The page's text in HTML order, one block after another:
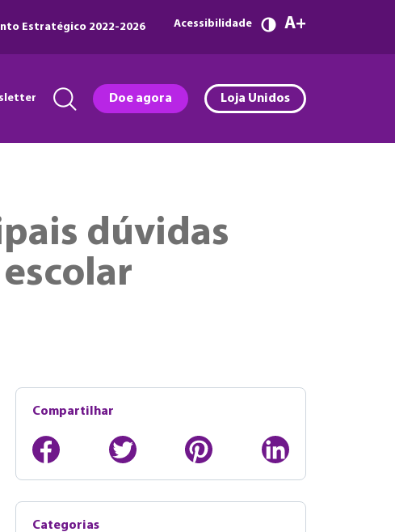
Estratégico 2022-2026 Acessibilidade A
Doe agora Loja Unidos
dúvidas
Compartilhar
Categorias